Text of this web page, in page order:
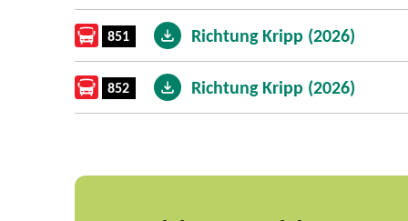
851 Richtung Kripp (2026)
852 Richtung Kripp (2026)